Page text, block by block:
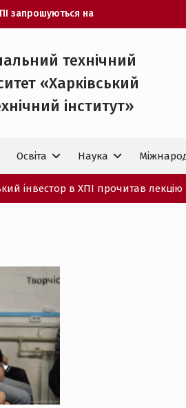
запрошуються на
«Червона
партнерство з
кібербезпеки
Збройних Сил
до виборів
технічний
«Харківський
iнститут»
Освіта Наука
інвестор в ХПІ прочитав лекцію